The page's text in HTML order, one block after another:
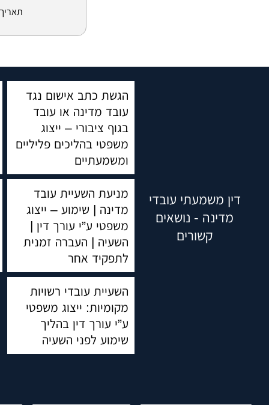
דין משמעתי עובדי
מדינה - נושאים
קשורים
הגשת כתב אישום נגד
עובד מדינה או עובד
בגוף ציבורי – ייצוג
משפטי בהליכים פליליים
ומשמעתיים
מניעת השעיית עובד
מדינה | שימוע – ייצוג
משפטי ע”י עורך דין |
השעיה | העברה זמנית
לתפקיד אחר
השעיית עובדי רשויות
מקומיות: ייצוג משפטי
ע”י עורך דין בהליך
שימוע לפני השעיה